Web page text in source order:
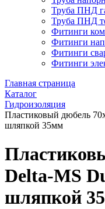
Труба ПНД
Труба ПНД
Фитинги
Фитинги
Фитинги
Фитинги
Главная страница
Каталог
Гидроизоляция
Пластиковый дюбель
шляпкой 35мм
Delta-MS
шляпкой